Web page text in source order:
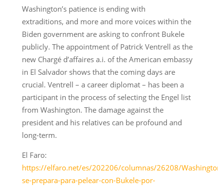
Washington’s patience is ending with
extraditions, and more and more voices within the
Biden government are asking to confront Bukele
publicly. The appointment of Patrick Ventrell as the
new Chargé d’affaires a.i. of the American embassy
in El Salvador shows that the coming days are
crucial. Ventrell – a career diplomat – has been a
participant in the process of selecting the Engel list
from Washington. The damage against the
president and his relatives can be profound and
long-term.
El Faro:
https://elfaro.net/es/202206/columnas/26208/
se-prepara-para-pelear-con-Bukele-por-